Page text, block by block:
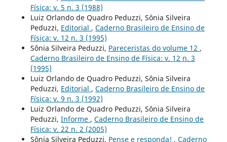
Física: v. 5 n. 3 (1988)
Luiz Orlando de Quadro Peduzzi, Sônia Silveira
Peduzzi, Editorial , Caderno Brasileiro de Ensino de
Física: v. 12 n. 3 (1995)
Sônia Silveira Peduzzi, Pareceristas do volume 12 ,
Caderno Brasileiro de Ensino de Física: v. 12 n. 3
(1995)
Luiz Orlando de Quadro Peduzzi, Sônia Silveira
Peduzzi, Editorial , Caderno Brasileiro de Ensino de
Física: v. 9 n. 3 (1992)
Luiz Orlando de Quadro Peduzzi, Sônia Silveira
Peduzzi, Informe , Caderno Brasileiro de Ensino de
Física: v. 22 n. 2 (2005)
Sônia Silveira Peduzzi, Pense e responda! , Caderno